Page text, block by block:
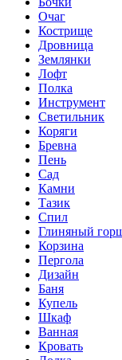
Очаг
Кострище
Дровница
Землянки
Лофт
Полка
Инструмент
Светильник
Коряги
Бревна
Пень
Сад
Камни
Тазик
Спил
Глиняный
Корзина
Пергола
Дизайн
Баня
Купель
Шкаф
Ванная
Кровать